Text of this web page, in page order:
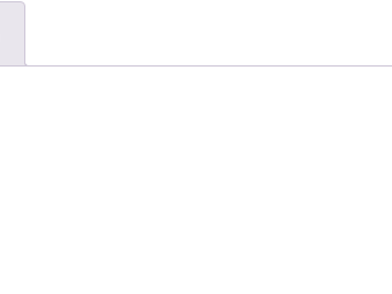
Menge